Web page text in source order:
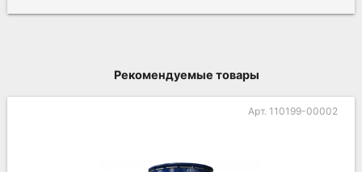
Рекомендуемые товары
Арт. 110199-00002